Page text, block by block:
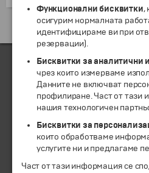
Екскурзии и
ЧЛЕН
Функционални бисквитки,
осигурим нормалната
идентифицираме ви при
резервации).
Бисквитки за аналитични
чрез които измерваме
Данните не включват
профилиране. Част от тази
нашия технологичен
Бисквитки за
които обработваме
услугите ни и предлагаме
Част от тази информация се